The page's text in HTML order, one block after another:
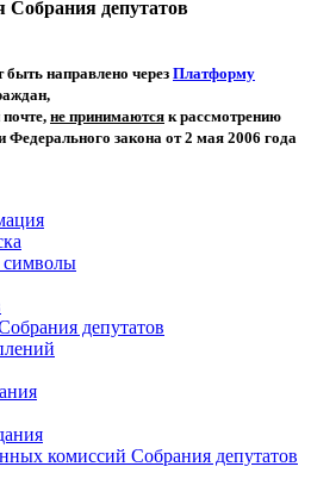
Собрания депутатов
направлено через Платформу
не принимаются к рассмотрению
Федерального закона от 2 мая 2006 года
депутатов
комиссий Собрания депутатов